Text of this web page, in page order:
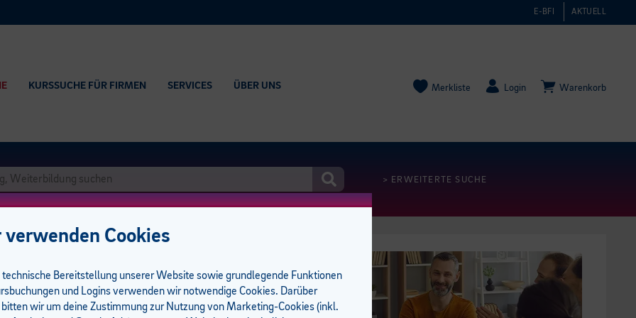
E-BFI AKTUELL
KURSSUCHE FÜR FIRMEN SERVICES ÜBER UNS Merkliste Login Warenkorb
> ERWEITERTE SUCHE
I 10 UE
Cookies
technische Bereitstellung unserer Website sowie grundlegende Funktionen
und Logins verwenden wir notwendige Cookies. Darüber
bitten wir um deine Zustimmung zur Nutzung von Marketing-Cookies (inkl.